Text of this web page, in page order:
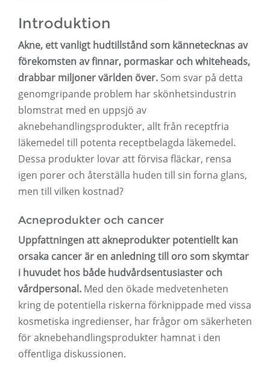
Introduktion
Akne, ett vanligt hudtillstånd som kännetecknas av
förekomsten av finnar, pormaskar och whiteheads,
drabbar miljoner världen över. Som svar på detta
genomgripande problem har skönhetsindustrin
blomstrat med en uppsjö av
aknebehandlingsprodukter, allt från receptfria
läkemedel till potenta receptbelagda läkemedel.
Dessa produkter lovar att förvisa fläckar, rensa
igen porer och återställa huden till sin forna glans,
men till vilken kostnad?
Acneprodukter och cancer
Uppfattningen att akneprodukter potentiellt kan
orsaka cancer är en anledning till oro som skymtar
i huvudet hos både hudvårdsentusiaster och
vårdpersonal. Med den ökade medvetenheten
kring de potentiella riskerna förknippade med vissa
kosmetiska ingredienser, har frågor om säkerheten
för aknebehandlingsprodukter hamnat i den
offentliga diskussionen.